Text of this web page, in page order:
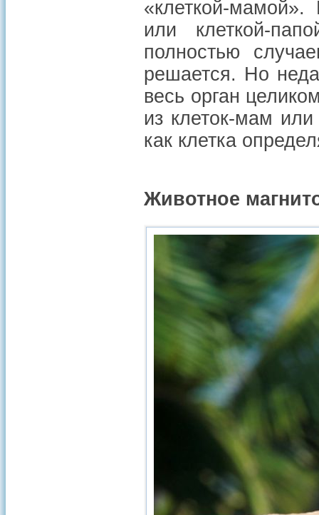
«клеткой-
или клеткой-
полностью
решается. Но
весь орган
из клеток-мам
как клетка
Животное